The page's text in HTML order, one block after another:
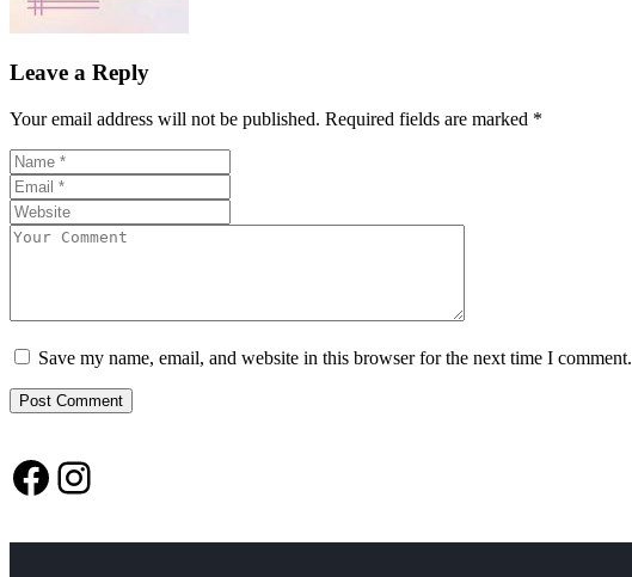
Leave a Reply
Your email address will not be published. Required fields are marked *
Save my name, email, and website in this browser for the next time I comment.
Facebook
Instagram